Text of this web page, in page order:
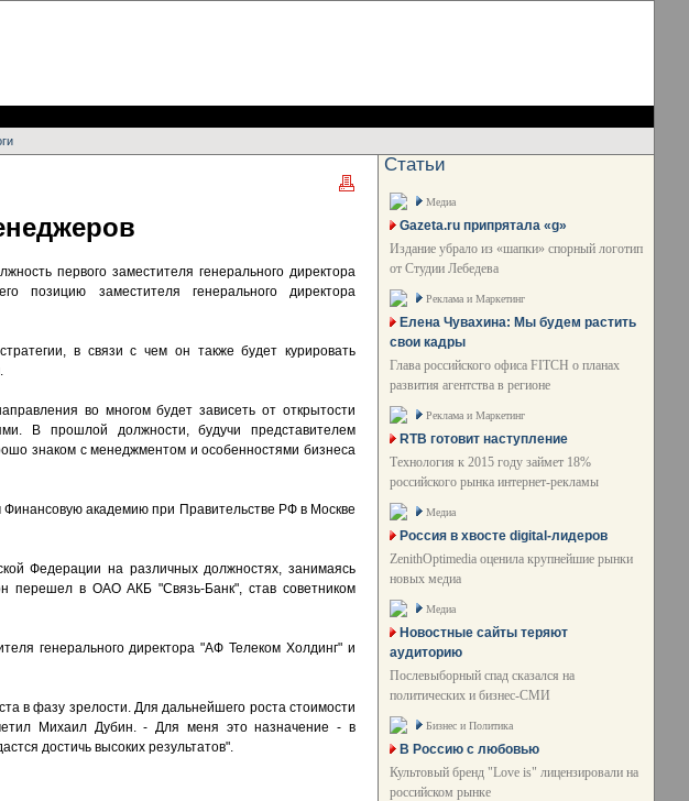
первого заместителя генерального директора
позицию заместителя генерального директора
в связи с чем он также будет курировать
во многом будет зависеть от открытости
В прошлой должности, будучи представителем
знаком с менеджментом и особенностями бизнеса
академию при Правительстве РФ в Москве
Федерации на различных должностях, занимаясь
перешел в ОАО АКБ "Связь-Банк", став советником
генерального директора "АФ Телеком Холдинг" и
в фазу зрелости. Для дальнейшего роста стоимости
Михаил Дубин. - Для меня это назначение - в
достичь высоких результатов".
Статьи
Медиа
Gazeta.ru припрятала «g»
Издание убрало из «шапки» спорный логотип
от Студии Лебедева
Реклама и Маркетинг
Елена Чувахина: Мы будем растить
свои кадры
Глава российского офиса FITCH о планах
развития агентства в регионе
Реклама и Маркетинг
RTB готовит наступление
Технология к 2015 году займет 18%
российского рынка интернет-рекламы
Медиа
Россия в хвосте digital-лидеров
ZenithOptimedia оценила крупнейшие рынки
новых медиа
Медиа
Новостные сайты теряют
аудиторию
Послевыборный спад сказался на
политических и бизнес-СМИ
Бизнес и Политика
В Россию с любовью
Культовый бренд "Love is" лицензировали на
российском рынке